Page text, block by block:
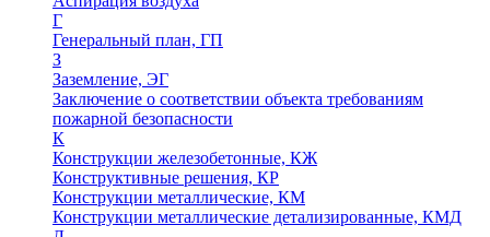
Г
Генеральный план, ГП
З
Заземление, ЭГ
Заключение о соответствии объекта требованиям
пожарной безопасности
К
Конструкции железобетонные, КЖ
Конструктивные решения, КР
Конструкции металлические, КМ
Конструкции металлические детализированные, КМД